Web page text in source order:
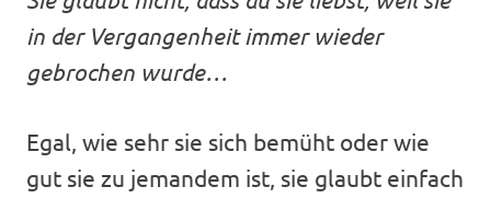
in der Vergangenheit immer wieder
gebrochen wurde…
Egal, wie sehr sie sich bemüht oder wie
gut sie zu jemandem ist, sie glaubt einfach